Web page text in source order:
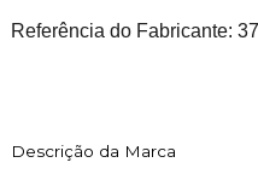
Referência do Fabricante:
Descrição da Marca